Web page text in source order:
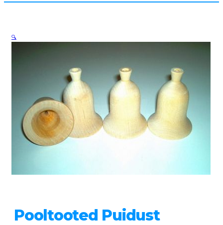
Pooltooted Puidust
🔍